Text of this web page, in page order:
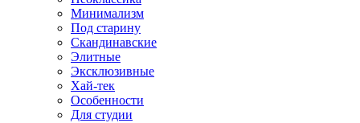
Минимализм
Под старину
Скандинавские
Элитные
Эксклюзивные
Хай-тек
Особенности
Для студии